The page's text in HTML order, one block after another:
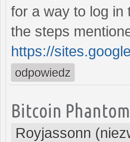
for a way to log in
the steps
https://
odpowiedz
Bitcoin Phantom
Royjassonn